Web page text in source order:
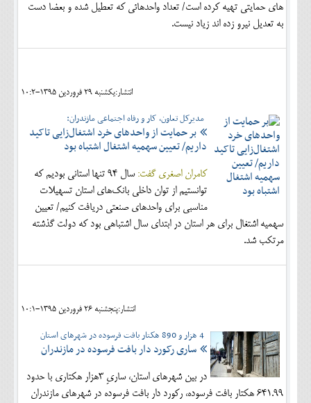
های حمایتی تهیه کرده است/ تعداد واحدهائی که تعطیل شده و بعضا دست
به تعدیل نیرو زده اند زیاد نیست.
انتشار:يکشنبه 29 فروردين 1395-10:2
مدیرکل تعاون، کار و رفاه اجتماعی مازندران:
بر حمایت از واحدهای خرد اشتغال‌زایی تاکید
داریم/ تعیین سهمیه اشتغال اشتباه بود
کامران اصغری گفت:
سال 94 تنها استانی بودیم که
توانستیم از توان داخلی بانک‌های استان تسهیلات
مناسبی برای واحدهای صنعتی دریافت کنیم/ تعیین
سهمیه اشتغال برای هر استان در ابتدای سال اشتباهی بود که دولت گذشته
مرتکب شد.
انتشار:پنجشنبه 26 فروردين 1395-10:1
4 هزار و 890 هکتار بافت فرسوده در شهرهای استان
ساری رکورد دار بافت فرسوده در مازندران
در بین شهرهای استان، ساریِ 3‌هزار هکتاری با حدود
641.99 هکتار بافت فرسوده، رکورد دار بافت فرسوده در شهرهای مازندران